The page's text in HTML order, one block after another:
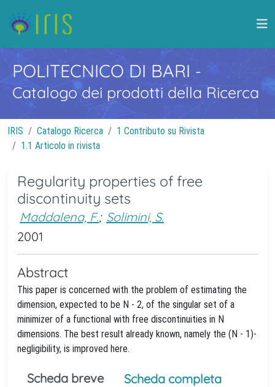
POLITECNICO DI BARI -
Catalogo dei prodotti della Ricerca
IRIS Catalogo Ricerca
1 Contributo su Rivista
1.1 Articolo in rivista
Regularity properties of free
discontinuity sets
Maddalena, F.; Solimini, S.
2001
Abstract
This paper is concerned with the problem of estimating the
dimension, expected to be N - 2, of the singular set of a
minimizer of a functional with free discontinuities in N
dimensions. The best result already known, namely the (N - 1)-
negligibility, is improved here.
Scheda breve
Scheda completa